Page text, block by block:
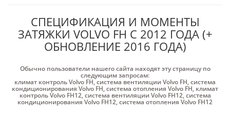
СПЕЦИФИКАЦИЯ И МОМЕНТЫ
ЗАТЯЖКИ VOLVO FH С 2012 ГОДА (+
ОБНОВЛЕНИЕ 2016 ГОДА)
Обычно пользователи нашего сайта находят эту страницу по
следующим запросам:
климат контроль Volvo FH,система вентиляции Volvo FH,система
кондиционирования Volvo FH,система отопления Volvo FH, климат
контроль Volvo FH12,система вентиляции Volvo FH12,система
кондиционирования Volvo FH12,система отопления Volvo FH12